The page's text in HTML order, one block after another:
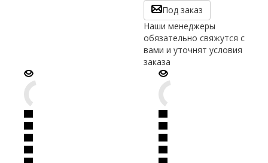
Под заказ
Наши менеджеры
обязательно свяжутся с
вами и уточнят условия
заказа